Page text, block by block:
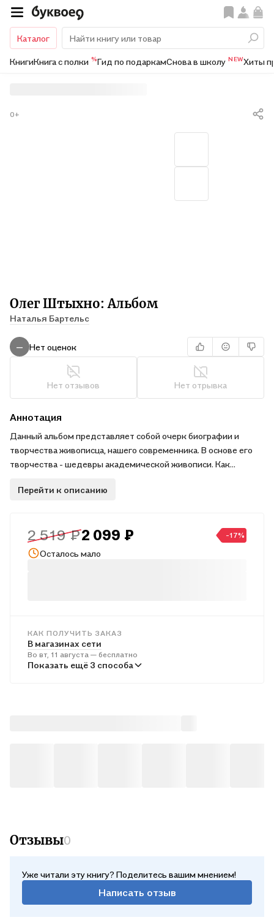
Каталог
КнигиКнига с полки %Гид по подаркамСнова в школу NEWХиты
Олег Штыхно: Альбом
Наталья Бартельс
0+
— Нет оценок
Нет отзывов Нет отрывка
Аннотация
Данный альбом представляет собой очерк биографии и
творчества живописца, нашего современника. В основе его
творчества - шедевры академической живописи. Как
современного искусства, но старой традиции. В альбоме
любители живописи. . . . . . . . . . . . .
Перейти к описанию
2 519 ₽2 099 ₽ -17%
Осталось мало
КАК ПОЛУЧИТЬ ЗАКАЗ
В магазинах сети
Во вт, 11 августа — бесплатно
В пунктах выдачи
Показать ещё 3 способа
Отзывы0
Уже читали эту книгу? Поделитесь вашим мнением!
Написать отзыв